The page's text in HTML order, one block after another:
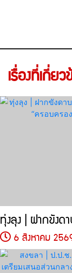
เรื่องที่เกี่ย
6 สิงหาคม